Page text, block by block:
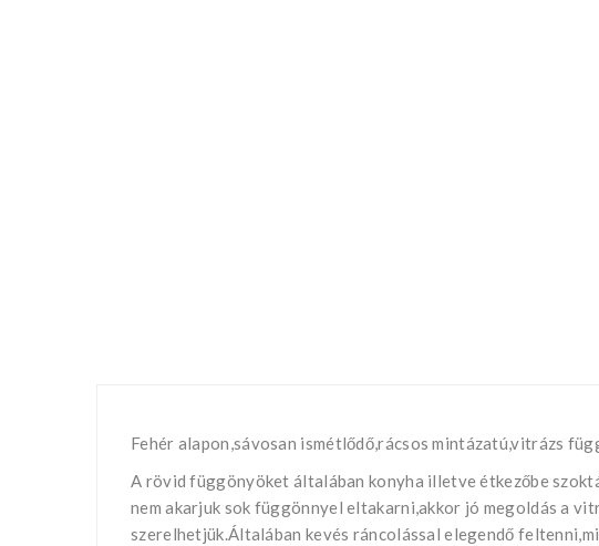
Fehér alapon,sávosan ismétlődő,rácsos mintázatú,vitrázs
A rövid függönyöket általában konyha illetve étkezőbe
nem akarjuk sok függönnyel eltakarni,akkor jó megoldás a
szerelhetjük.Általában kevés ráncolással elegendő